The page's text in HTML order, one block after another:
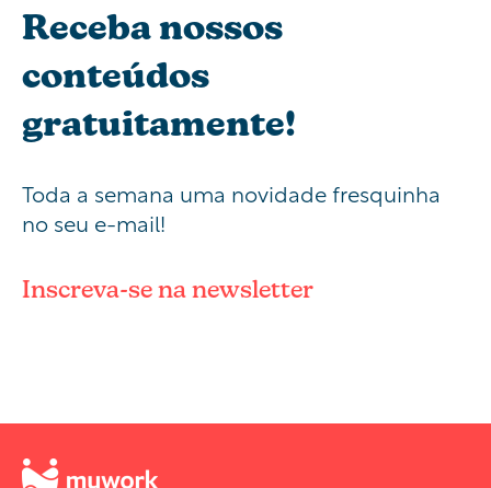
Receba nossos
conteúdos
gratuitamente!
Toda a semana uma novidade fresquinha
no seu e-mail!
Inscreva-se na newsletter